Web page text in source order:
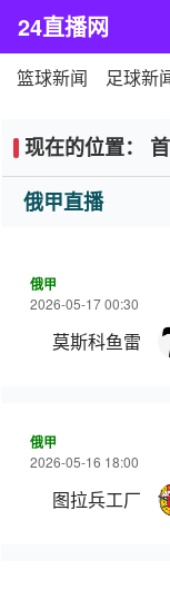
24直播网
篮球新闻 足球新
现在的位置：
俄甲直播
俄甲
2026-05-17 00:30
莫斯科鱼雷
俄甲
2026-05-16 18:00
图拉兵工厂